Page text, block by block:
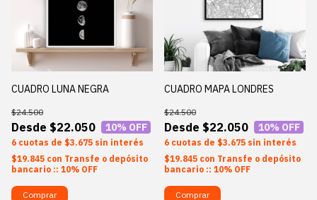
CUADRO LUNA NEGRA
$22.050
$24.500
10% OFF
6 $3.675 sin interés
$19.845 con Transfe o depósito
bancario :: 10% OFF
Comprar
CUADRO MAPA LONDRES
$22.050
$24.500
10% OFF
6 $3.675 sin interés
$19.845 con Transfe o depósito
bancario :: 10% OFF
Comprar